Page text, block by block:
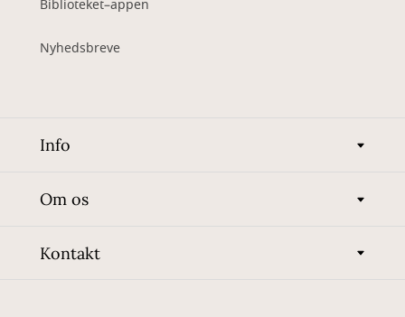
Biblioteket–appen
Nyhedsbreve
Info
Om os
Kontakt